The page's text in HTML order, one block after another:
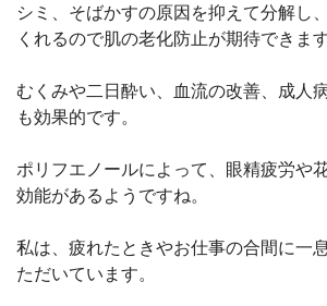
シミ、そばかすの原因を抑えて分解し
くれるので肌の老化防止が期待できます
むくみや二日酔い、血流の改善、成人
も効果的です。
ポリフエノールによって、眼精疲労や
効能があるようですね。
私は、疲れたときやお仕事の合間に一
ただいています。